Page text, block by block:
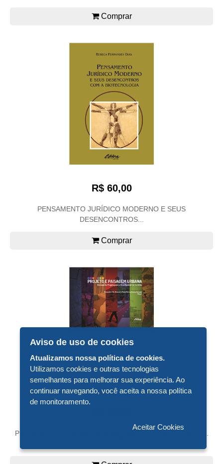
Comprar
R$ 60,00
PENSAMENTO JURÍDICO MODERNO E SEUS
DESENCONTROS...
Comprar
PROJETO E PAISAGEM URBANA: ENSAIOS DE PROJETO...
Aviso de uso de cookies
Atualizamos nossa política de cookies.
Utilizamos cookies e outras tecnologias
semelhantes para melhorar sua experiência. Ao
continuar navegando, você aceita a nossa política
de monitoramento.
Aceitar Cookies